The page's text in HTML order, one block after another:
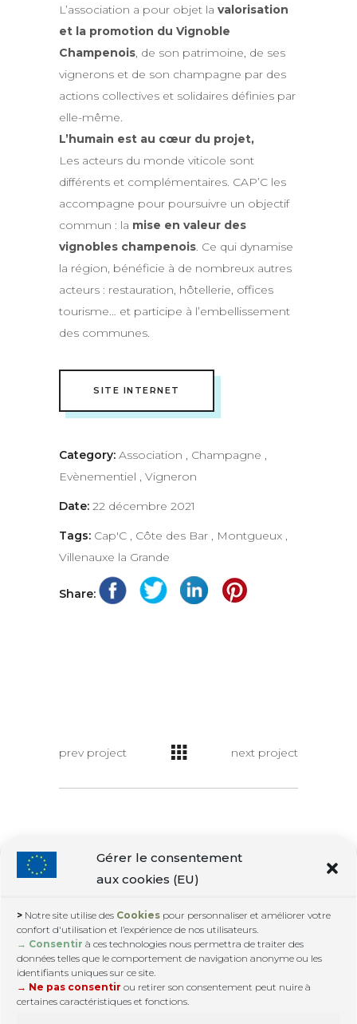
Gérer le consentement
aux cookies (EU)
> Notre site utilise des Cookies pour personnaliser et améliorer votre
confort d'utilisation et l’expérience de nos utilisateurs.
→ Consentir à ces technologies nous permettra de traiter des
données telles que le comportement de navigation anonyme ou les
identifiants uniques sur ce site.
→ Ne pas consentir ou retirer son consentement peut nuire à
certaines caractéristiques et fonctions.
L’association a pour objet la valorisation
et la promotion du Vignoble
Champenois , de son patrimoine, de ses
vignerons et de son champagne par des
actions collectives et solidaires définies par
elle-même.
L’humain est au cœur du projet,
Les acteurs du monde viticole sont
différents et complémentaires. CAP’C les
accompagne pour poursuivre un objectif
commun : la mise en valeur des
vignobles champenois . Ce qui dynamise
la région, bénéficie à de nombreux autres
acteurs : restauration, hôtellerie, offices
tourisme… et participe à l’embellissement
des communes.
SITE INTERNET
Category: Association Champagne
Evènementiel
Vigneron
Date: 22 décembre 2021
Tags: Cap'C Côte des Bar Montgueux
Villenauxe la Grande
Share:
prev project next project
Contactez nous :google@web3-design.info
+33.6.15.82.30.72
© Copyright 2007. Tous droits réservés.